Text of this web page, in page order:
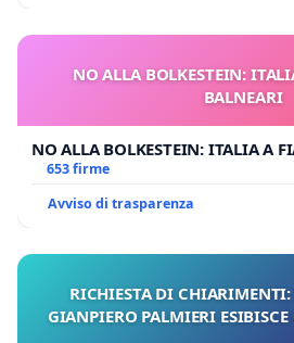
NO ALLA BOLKESTEIN:
BALNEARI
NO ALLA BOLKESTEIN: ITALIA A
653 firme
Avviso di trasparenza
RICHIESTA DI CHIARIMENTI:
GIANPIERO PALMIERI